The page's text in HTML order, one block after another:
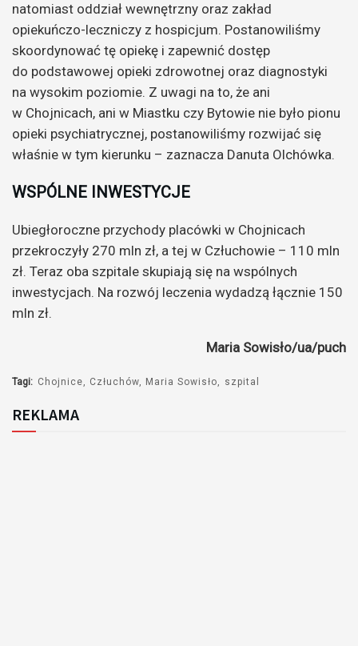
natomiast oddział wewnętrzny oraz zakład
opiekuńczo-leczniczy z hospicjum. Postanowiliśmy
skoordynować tę opiekę i zapewnić dostęp
do podstawowej opieki zdrowotnej oraz diagnostyki
na wysokim poziomie. Z uwagi na to, że ani
w Chojnicach, ani w Miastku czy Bytowie nie było pionu
opieki psychiatrycznej, postanowiliśmy rozwijać się
właśnie w tym kierunku – zaznacza Danuta Olchówka.
WSPÓLNE INWESTYCJE
Ubiegłoroczne przychody placówki w Chojnicach
przekroczyły 270 mln zł, a tej w Człuchowie – 110 mln
zł. Teraz oba szpitale skupiają się na wspólnych
inwestycjach. Na rozwój leczenia wydadzą łącznie 150
mln zł.
Maria Sowisło/ua/puch
Tagi: Chojnice Człuchów Maria Sowisło szpital
REKLAMA